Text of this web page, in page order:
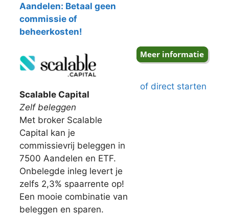
Aandelen: Betaal geen
commissie of
beheerkosten!
Scalable Capital
Zelf beleggen
Met broker Scalable
Capital kan je
commissievrij beleggen in
7500 Aandelen en ETF.
Onbelegde inleg levert je
zelfs 2,3% spaarrente op!
Een mooie combinatie van
beleggen en sparen.
of direct starten